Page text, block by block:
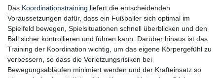
Das Koordinationstraining liefert die entscheidenden
Voraussetzungen dafür, dass ein Fußballer sich optimal im
Spielfeld bewegen, Spielsituationen schnell überblicken und den
Ball sicher kontrollieren und führen kann. Darüber hinaus ist das
Training der Koordination wichtig, um das eigene Körpergefühl zu
verbessern, so dass die Verletzungsrisiken bei
Bewegungsabläufen minimiert werden und der Krafteinsatz so